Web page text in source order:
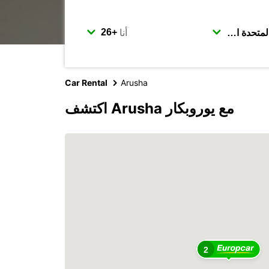
أنا
Car Rental Arusha
اكتشف Arusha مع يوروبكار
2